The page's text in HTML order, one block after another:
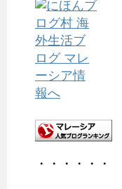
・・・・・・